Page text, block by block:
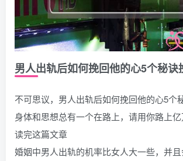
男人出轨后如何挽回他的心5个秘诀
不可思议，男人出轨后如何挽回他的心5个
身体和思想总有一个在路上，请用你路上
读完这篇文章
婚姻中男人出轨的机率比女人大一些，并